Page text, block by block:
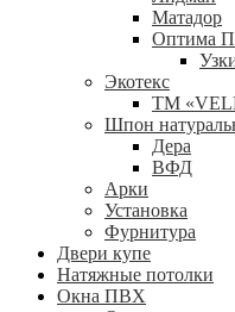
Матадор
Оптима
Экотекс
ТМ
Шпон
Дера
ВФД
Арки
Установка
Фурнитура
Двери купе
Натяжные потолки
Окна ПВХ